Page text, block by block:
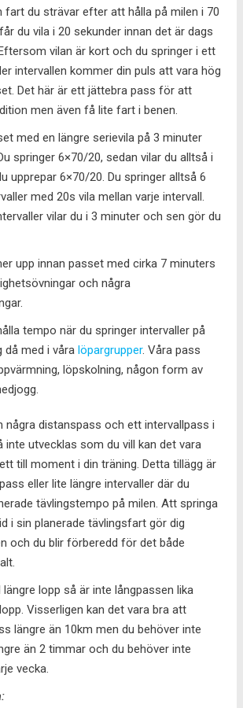
fart du strävar efter att hålla på milen i 70
du vila i 20 sekunder innan det är dags
vilan är kort och du springer i ett
intervallen kommer din puls att vara hög
Det här är ett jättebra pass för att
men även få lite fart i benen.
med en längre serievila på 3 minuter
springer 6×70/20, sedan vilar du alltså i
upprepar 6×70/20. Du springer alltså 6
med 20s vila mellan varje intervall.
vilar du i 3 minuter och sen gör du
upp innan passet med cirka 7 minuters
och några
tempo när du springer intervaller på
då med i våra löpargrupper. Våra pass
löpskolning, någon form av
några distanspass och ett intervallpass i
inte utvecklas som du vill kan det vara
till moment i din träning. Detta tillägg är
eller lite längre intervaller där du
tävlingstempo på milen. Att springa
i sin planerade tävlingsfart gör dig
och du blir förberedd för det både
lopp så är inte långpassen lika
Visserligen kan det vara bra att
längre än 10km men du behöver inte
än 2 timmar och du behöver inte
vecka.